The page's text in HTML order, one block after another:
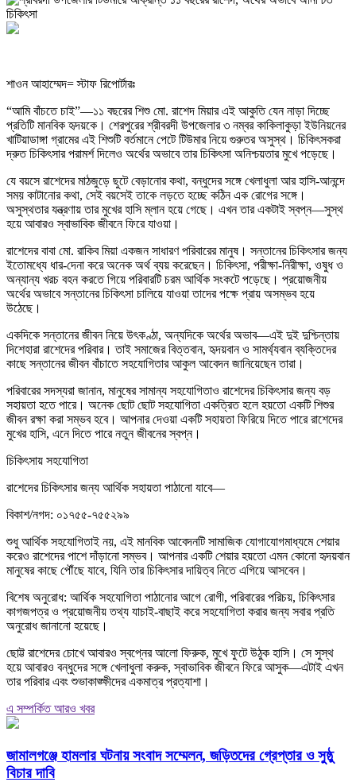
শাওন আহাম্মেদ= স্টাফ রিপোর্টারঃ
“আমি বাঁচতে চাই”—১১ বছরের শিশু মো. রাশেদ মিয়ার এই আকুতি যেন নাড়া দিচ্ছে
প্রতিটি মানবিক হৃদয়কে। শেরপুরের শ্রীবরদী উপজেলার ৩ নম্বর কাকিলাকুড়া ইউনিয়নের
খাটিয়াডাঙ্গা গ্রামের এই শিশুটি বর্তমানে পেটে টিউমার নিয়ে গুরুতর অসুস্থ। চিকিৎসকরা
দ্রুত চিকিৎসার পরামর্শ দিলেও অর্থের অভাবে তার চিকিৎসা অনিশ্চয়তার মুখে পড়েছে।
যে বয়সে রাশেদের মাঠজুড়ে ছুটে বেড়ানোর কথা, বন্ধুদের সঙ্গে খেলাধুলা আর হাসি-আনন্দে
সময় কাটানোর কথা, সেই বয়সেই তাকে লড়তে হচ্ছে কঠিন এক রোগের সঙ্গে।
অসুস্থতার যন্ত্রণায় তার মুখের হাসি ম্লান হয়ে গেছে। এখন তার একটাই স্বপ্ন—সুস্থ
হয়ে আবারও স্বাভাবিক জীবনে ফিরে যাওয়া।
রাশেদের বাবা মো. রাকিব মিয়া একজন সাধারণ পরিবারের মানুষ। সন্তানের চিকিৎসার জন্য
ইতোমধ্যে ধার-দেনা করে অনেক অর্থ ব্যয় করেছেন। চিকিৎসা, পরীক্ষা-নিরীক্ষা, ওষুধ ও
অন্যান্য খরচ বহন করতে গিয়ে পরিবারটি চরম আর্থিক সংকটে পড়েছে। প্রয়োজনীয়
অর্থের অভাবে সন্তানের চিকিৎসা চালিয়ে যাওয়া তাদের পক্ষে প্রায় অসম্ভব হয়ে
উঠেছে।
একদিকে সন্তানের জীবন নিয়ে উৎকণ্ঠা, অন্যদিকে অর্থের অভাব—এই দুই দুশ্চিন্তায়
দিশেহারা রাশেদের পরিবার। তাই সমাজের বিত্তবান, হৃদয়বান ও সামর্থ্যবান ব্যক্তিদের
কাছে সন্তানের জীবন বাঁচাতে সহযোগিতার আকুল আবেদন জানিয়েছেন তারা।
পরিবারের সদস্যরা জানান, মানুষের সামান্য সহযোগিতাও রাশেদের চিকিৎসার জন্য বড়
সহায়তা হতে পারে। অনেক ছোট ছোট সহযোগিতা একত্রিত হলে হয়তো একটি শিশুর
জীবন রক্ষা করা সম্ভব হবে। আপনার দেওয়া একটি সহায়তা ফিরিয়ে দিতে পারে রাশেদের
মুখের হাসি, এনে দিতে পারে নতুন জীবনের স্বপ্ন।
চিকিৎসায় সহযোগিতা
রাশেদের চিকিৎসার জন্য আর্থিক সহায়তা পাঠানো যাবে—
বিকাশ/নগদ: ০১৭৫৫-৭৫৫২৯৯
শুধু আর্থিক সহযোগিতাই নয়, এই মানবিক আবেদনটি সামাজিক যোগাযোগমাধ্যমে শেয়ার
করেও রাশেদের পাশে দাঁড়ানো সম্ভব। আপনার একটি শেয়ার হয়তো এমন কোনো হৃদয়বান
মানুষের কাছে পৌঁছে যাবে, যিনি তার চিকিৎসার দায়িত্ব নিতে এগিয়ে আসবেন।
বিশেষ অনুরোধ: আর্থিক সহযোগিতা পাঠানোর আগে রোগী, পরিবারের পরিচয়, চিকিৎসার
কাগজপত্র ও প্রয়োজনীয় তথ্য যাচাই-বাছাই করে সহযোগিতা করার জন্য সবার প্রতি
অনুরোধ জানানো হয়েছে।
ছোট্ট রাশেদের চোখে আবারও স্বপ্নের আলো ফিরুক, মুখে ফুটে উঠুক হাসি। সে সুস্থ
হয়ে আবারও বন্ধুদের সঙ্গে খেলাধুলা করুক, স্বাভাবিক জীবনে ফিরে আসুক—এটাই এখন
তার পরিবার এবং শুভাকাঙ্ক্ষীদের একমাত্র প্রত্যাশা।
এ সম্পর্কিত আরও খবর
জামালগঞ্জে হামলার ঘটনায় সংবাদ সম্মেলন, জড়িতদের গ্রেপ্তার ও সুষ্ঠু
বিচার দাবি